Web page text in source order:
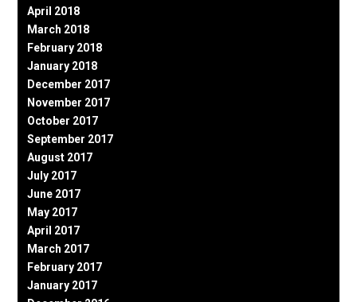
April 2018
March 2018
February 2018
January 2018
December 2017
November 2017
October 2017
September 2017
August 2017
July 2017
June 2017
May 2017
April 2017
March 2017
February 2017
January 2017